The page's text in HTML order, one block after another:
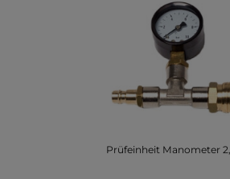
Prüfeinheit Manometer